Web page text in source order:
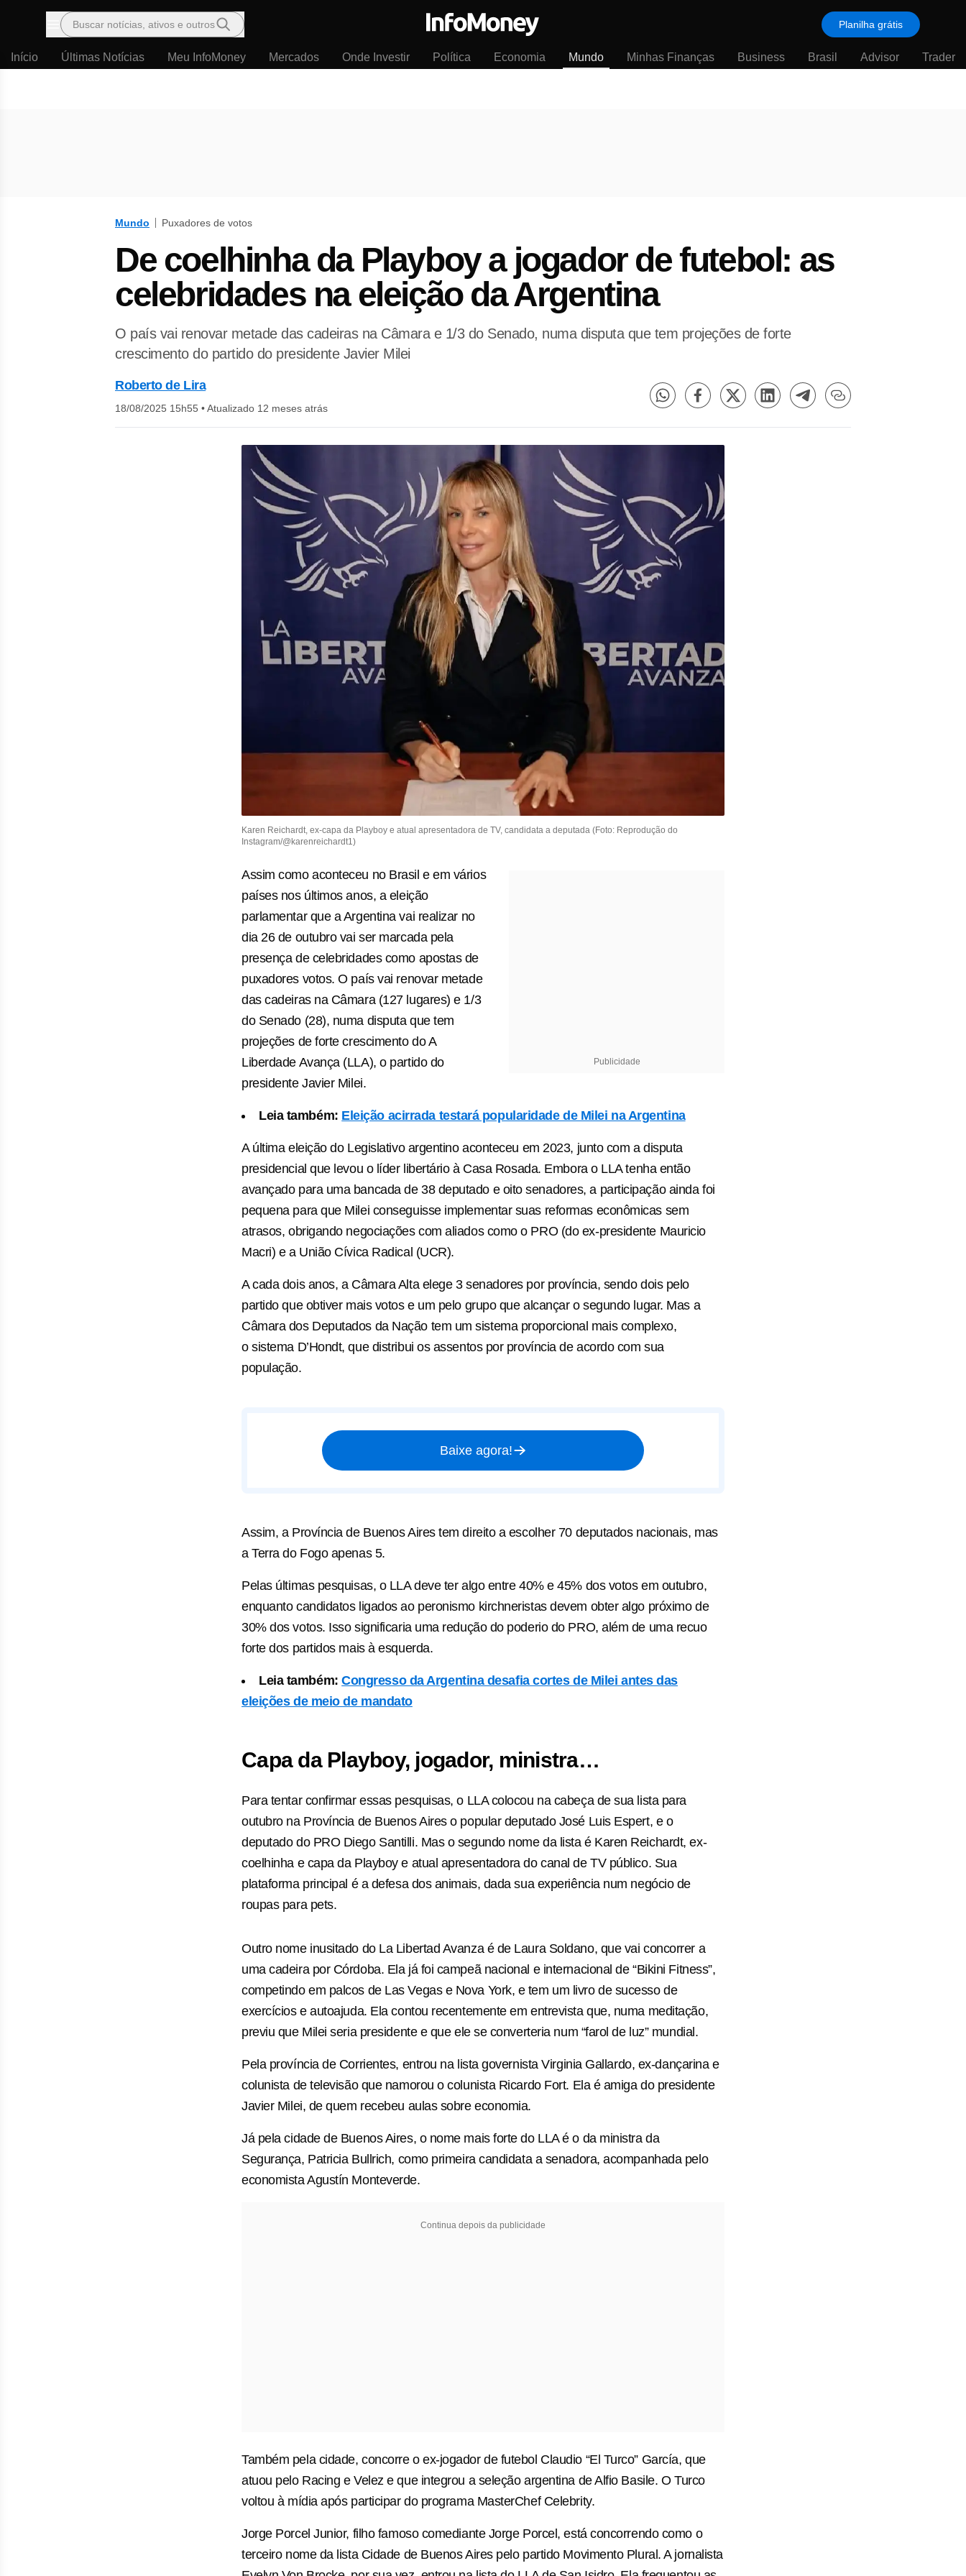
Menu
Buscar notícias, ativos e outros Planilha grátis
Início Últimas Notícias Meu InfoMoney Mercados Onde Investir Política Economia Mundo Minhas Finanças Business Brasil Advisor Trader
Mundo Puxadores de votos
De coelhinha da Playboy a jogador de futebol: as
celebridades na eleição da Argentina
O país vai renovar metade das cadeiras na Câmara e 1/3 do Senado, numa disputa que tem projeções de forte
crescimento do partido do presidente Javier Milei
Roberto de Lira
18/08/2025 15h55 •Atualizado 12 meses atrás
Karen Reichardt, ex-capa da Playboy e atual apresentadora de TV, candidata a deputada (Foto: Reprodução do
Instagram/@karenreichardt1)
Publicidade
Assim como aconteceu no Brasil e em vários
países nos últimos anos, a eleição
parlamentar que a Argentina vai realizar no
dia 26 de outubro vai ser marcada pela
presença de celebridades como apostas de
puxadores votos. O país vai renovar metade
das cadeiras na Câmara (127 lugares) e 1/3
do Senado (28), numa disputa que tem
projeções de forte crescimento do A
Liberdade Avança (LLA), o partido do
presidente Javier Milei.
Leia também: Eleição acirrada testará popularidade de Milei na Argentina
A última eleição do Legislativo argentino aconteceu em 2023, junto com a disputa
presidencial que levou o líder libertário à Casa Rosada. Embora o LLA tenha então
avançado para uma bancada de 38 deputado e oito senadores, a participação ainda foi
pequena para que Milei conseguisse implementar suas reformas econômicas sem
atrasos, obrigando negociações com aliados como o PRO (do ex-presidente Mauricio
Macri) e a União Cívica Radical (UCR).
A cada dois anos, a Câmara Alta elege 3 senadores por província, sendo dois pelo
partido que obtiver mais votos e um pelo grupo que alcançar o segundo lugar. Mas a
Câmara dos Deputados da Nação tem um sistema proporcional mais complexo,
o sistema D’Hondt, que distribui os assentos por província de acordo com sua
população.
Baixe agora!
Assim, a Província de Buenos Aires tem direito a escolher 70 deputados nacionais, mas
a Terra do Fogo apenas 5.
Pelas últimas pesquisas, o LLA deve ter algo entre 40% e 45% dos votos em outubro,
enquanto candidatos ligados ao peronismo kirchneristas devem obter algo próximo de
30% dos votos. Isso significaria uma redução do poderio do PRO, além de uma recuo
forte dos partidos mais à esquerda.
Leia também:Congresso da Argentina desafia cortes de Milei antes das
eleições de meio de mandato
Capa da Playboy, jogador, ministra…
Para tentar confirmar essas pesquisas, o LLA colocou na cabeça de sua lista para
outubro na Província de Buenos Aires o popular deputado José Luis Espert, e o
deputado do PRO Diego Santilli. Mas o segundo nome da lista é Karen Reichardt, ex-
coelhinha e capa da Playboy e atual apresentadora do canal de TV público. Sua
plataforma principal é a defesa dos animais, dada sua experiência num negócio de
roupas para pets.
Outro nome inusitado do La Libertad Avanza é de Laura Soldano, que vai concorrer a
uma cadeira por Córdoba. Ela já foi campeã nacional e internacional de “Bikini Fitness”,
competindo em palcos de Las Vegas e Nova York, e tem um livro de sucesso de
exercícios e autoajuda. Ela contou recentemente em entrevista que, numa meditação,
previu que Milei seria presidente e que ele se converteria num “farol de luz” mundial.
Pela província de Corrientes, entrou na lista governista Virginia Gallardo, ex-dançarina e
colunista de televisão que namorou o colunista Ricardo Fort. Ela é amiga do presidente
Javier Milei, de quem recebeu aulas sobre economia.
Já pela cidade de Buenos Aires, o nome mais forte do LLA é o da ministra da
Segurança, Patricia Bullrich, como primeira candidata a senadora, acompanhada pelo
economista Agustín Monteverde.
Continua depois da publicidade
Também pela cidade, concorre o ex-jogador de futebol Claudio “El Turco” García, que
atuou pelo Racing e Velez e que integrou a seleção argentina de Alfio Basile. O Turco
voltou à mídia após participar do programa MasterChef Celebrity.
Jorge Porcel Junior, filho famoso comediante Jorge Porcel, está concorrendo como o
terceiro nome da lista Cidade de Buenos Aires pelo partido Movimento Plural. A jornalista